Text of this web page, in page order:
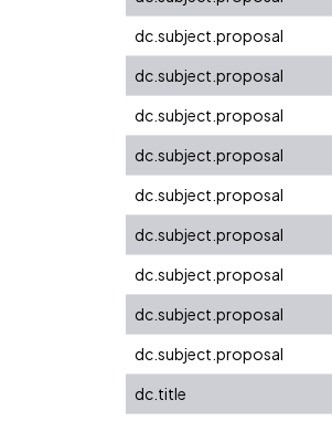
dc.subject.proposal
dc.subject.proposal
dc.subject.proposal
dc.subject.proposal
dc.subject.proposal
dc.subject.proposal
dc.subject.proposal
dc.subject.proposal
dc.subject.proposal
dc.title